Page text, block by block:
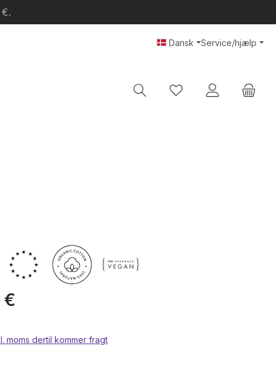
Dansk Service/hjælp
Du har 0 ønskeliste
€
moms dertil kommer fragt